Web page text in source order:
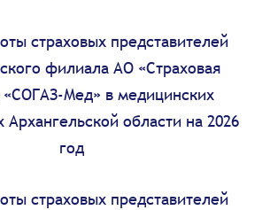
страховых представителей
филиала АО «Страховая
«СОГАЗ-Мед» в медицинских
Архангельской области на 2026
год
страховых представителей